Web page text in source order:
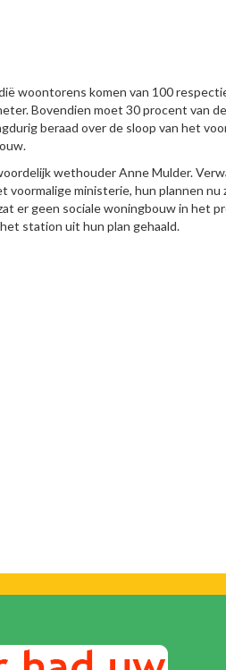
woontorens komen van 100
Bovendien moet 30 procent van
beraad over de sloop van het
wethouder Anne Mulder.
ministerie, hun plannen nu
er geen sociale woningbouw in het
station uit hun plan gehaald.